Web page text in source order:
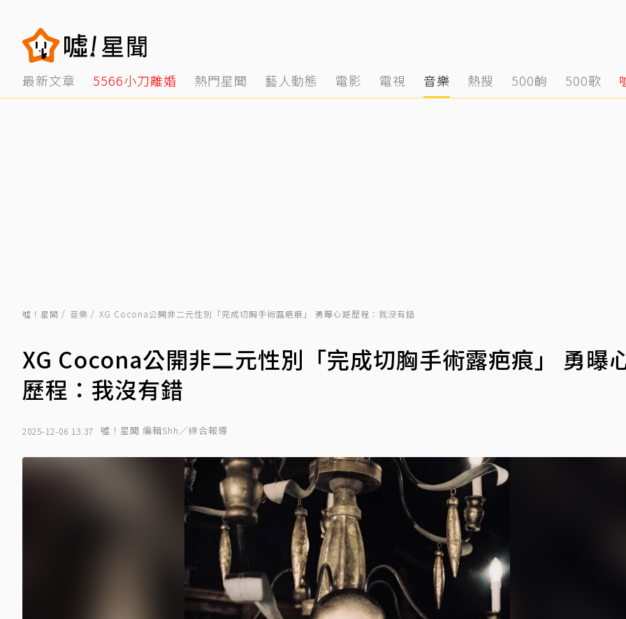
最新文章 5566小刀離婚 熱門星聞 藝人動態 電影 電視 音樂 熱搜 500齣 500歌
噓！星聞 音樂 XG Cocona公開非二元性別「完成切胸手術露疤痕」 勇曝心路歷程：我沒有錯
XG Cocona公開非二元性別「完成切胸手術露疤痕」 勇曝
歷程：我沒有錯
2025-12-06 13:37 噓！星聞 編輯Shh／綜合報導